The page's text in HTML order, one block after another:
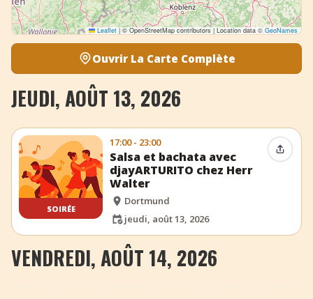
Leaflet |© OpenStreetMap contributors | Location data ©GeoNames
Ouvrir La Carte Complète
JEUDI, AOÛT 13, 2026
SOIRÉE
17:00 - 23:00
Salsa et bachata avec
djayARTURITO chez Herr
Walter
Dortmund
jeudi, août 13, 2026
VENDREDI, AOÛT 14, 2026